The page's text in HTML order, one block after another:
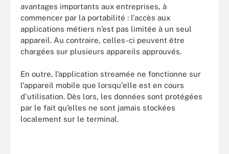
avantages importants aux entreprises, à
commencer par la portabilité : l'accès aux
applications métiers n’est pas limitée à un seul
appareil. Au contraire, celles-ci peuvent être
chargées sur plusieurs appareils approuvés.
En outre, l’application streamée ne fonctionne sur
l'appareil mobile que lorsqu'elle est en cours
d'utilisation. Dès lors, les données sont protégées
par le fait qu’elles ne sont jamais stockées
localement sur le terminal.